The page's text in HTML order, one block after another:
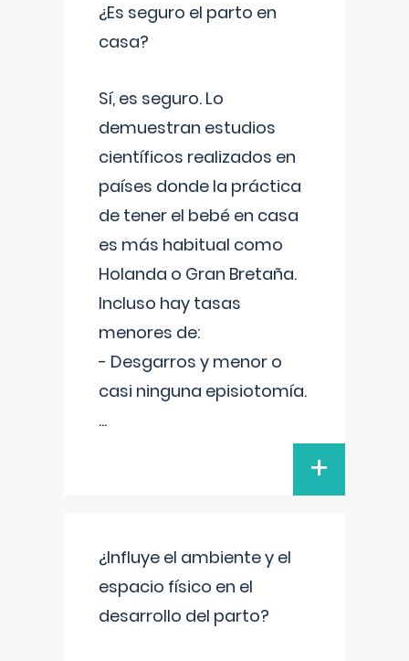
¿Es seguro el parto en
casa?
Sí, es seguro. Lo
demuestran estudios
científicos realizados en
países donde la práctica
de tener el bebé en casa
es más habitual como
Holanda o Gran Bretaña.
Incluso hay tasas
menores de:
- Desgarros y menor o
casi ninguna episiotomía.
...
+
¿Influye el ambiente y el
espacio físico en el
desarrollo del parto?